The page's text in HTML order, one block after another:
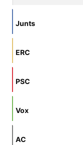
Junts
ERC
PSC
Vox
AC